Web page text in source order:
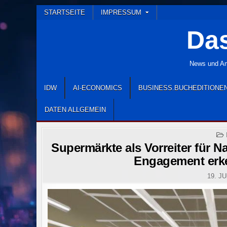
to
content
STARTSEITE IMPRESSUM
News und
IDW AI-ECONOMICS
DATEN ALLGEMEIN
Supermärkte als Vorreiter für
Engagement
19.